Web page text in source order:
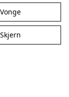
Vonge
Skjern